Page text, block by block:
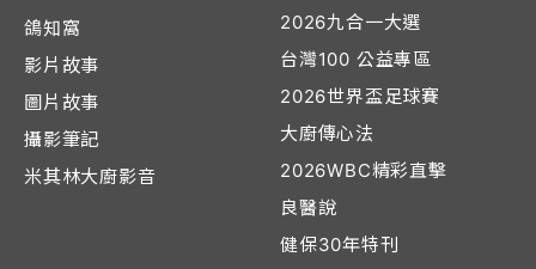
鴿知窩
影片故事
圖片故事
攝影筆記
米其林大廚影音
2026九合一大選
台灣100 公益專區
2026世界盃足球賽
大廚傳心法
2026WBC精彩直擊
良醫說
健保30年特刊